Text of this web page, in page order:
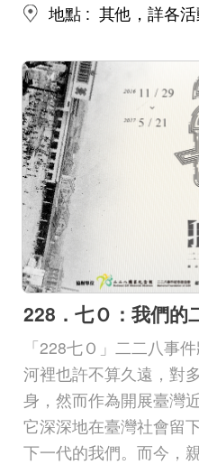
地點
其他，詳各
228．七Ｏ：我們的
「228七Ｏ」二二八事
河裡也許不算久遠，對
身，然而作為開展臺灣
它深深地在臺灣社會留
下一代的我們。而今，